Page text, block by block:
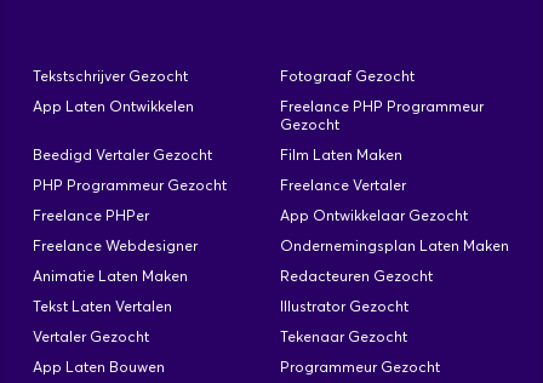
Tekstschrijver Gezocht
Fotograaf Gezocht
App Laten Ontwikkelen
Freelance PHP Programmeur
Gezocht
Beedigd Vertaler Gezocht
Film Laten Maken
PHP Programmeur Gezocht
Freelance Vertaler
Freelance PHPer
App Ontwikkelaar Gezocht
Freelance Webdesigner
Ondernemingsplan Laten Maken
Animatie Laten Maken
Redacteuren Gezocht
Tekst Laten Vertalen
Illustrator Gezocht
Vertaler Gezocht
Tekenaar Gezocht
App Laten Bouwen
Programmeur Gezocht